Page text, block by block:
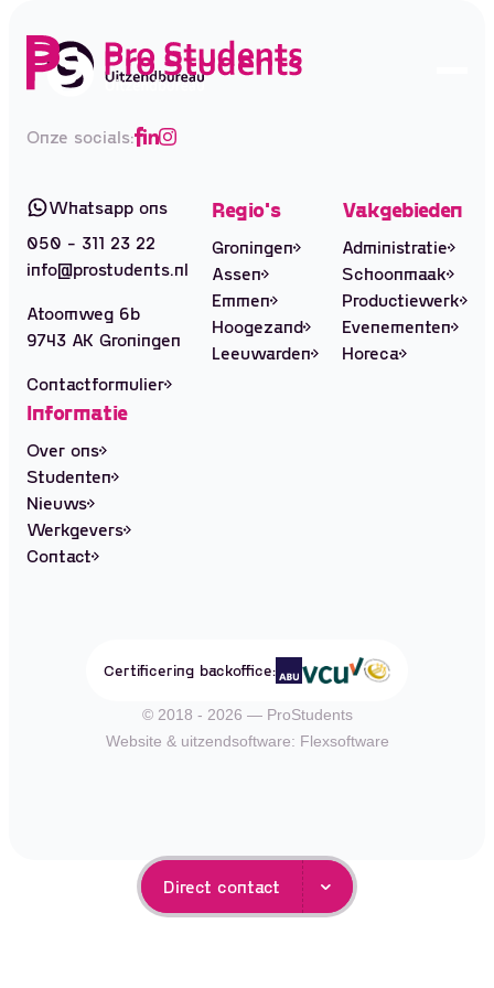
Groningen
Assen
Emmen
Onze socials:
Whatsapp ons
050 - 311 23 22
info@prostudents.nl
Atoomweg 6b
9743 AK Groningen
Contactformulier
Regio's
Groningen
Assen
Emmen
Hoogezand
Leeuwarden
Vakgebieden
Administratie
Schoonmaak
Productiewerk
Evenementen
Horeca
Informatie
Over ons
Studenten
Nieuws
Werkgevers
Contact
Certificering backoffice:
© 2018 - 2026 — ProStudents
Website & uitzendsoftware: Flexsoftware
Direct contact
Ontvang vacatures
direct in je mailbox